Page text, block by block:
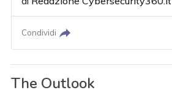
Condividi
The Outlook